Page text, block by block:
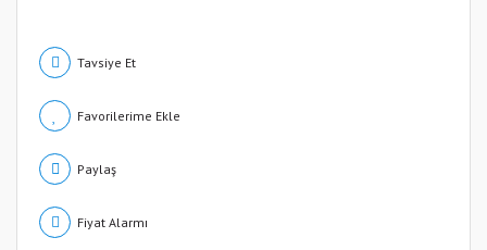
Tavsiye Et
Paylaş
Fiyat Alarmı